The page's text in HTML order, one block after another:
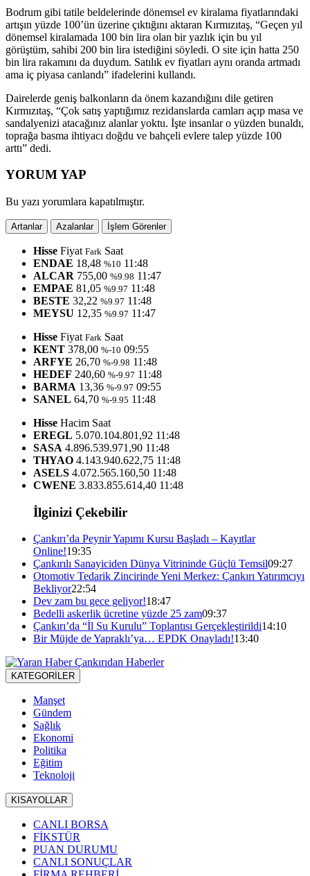
Bodrum gibi tatile beldelerinde dönemsel ev kiralama fiyatlarındaki
artışın yüzde 100’ün üzerine çıktığını aktaran Kırmızıtaş, “Geçen yıl
dönemsel kiralamada 100 bin lira olan bir yazlık için bu yıl
görüştüm, sahibi 200 bin lira istediğini söyledi. O site için hatta 250
bin lira rakamını da duydum. Satılık ev fiyatları aynı oranda artmadı
ama iç piyasa canlandı” ifadelerini kullandı.
Dairelerde geniş balkonların da önem kazandığını dile getiren
Kırmızıtaş, “Çok satış yaptığımız rezidanslarda camları açıp masa ve
sandalyenizi atacağınız alanlar yoktu. İşte insanlar o yüzden bunaldı,
toprağa basma ihtiyacı doğdu ve bahçeli evlere talep yüzde 100
arttı” dedi.
YORUM YAP
Bu yazı yorumlara kapatılmıştır.
Artanlar Azalanlar İşlem Görenler
Hisse Fiyat Fark Saat
ENDAE 18,48 %10 11:48
ALCAR 755,00 %9.98 11:47
EMPAE 81,05 %9.97 11:48
BESTE 32,22 %9.97 11:48
MEYSU 12,35 %9.97 11:47
Hisse Fiyat Fark Saat
KENT 378,00 %-10 09:55
ARFYE 26,70 %-9.98 11:48
HEDEF 240,60 %-9.97 11:48
BARMA 13,36 %-9.97 09:55
SANEL 64,70 %-9.95 11:48
Hisse Hacim Saat
EREGL 5.070.104.801,92 11:48
SASA 4.896.539.971,90 11:48
THYAO 4.143.940.622,75 11:48
ASELS 4.072.565.160,50 11:48
CWENE 3.833.855.614,40 11:48
İlginizi Çekebilir
Çankırı’da Peynir Yapımı Kursu Başladı – Kayıtlar
Online!19:35
Çankırılı Sanayiciden Dünya Vitrininde Güçlü Temsil09:27
Otomotiv Tedarik Zincirinde Yeni Merkez: Çankırı Yatırımcıyı
Bekliyor22:54
Dev zam bu gece geliyor!18:47
Bedelli askerlik ücretine yüzde 25 zam09:37
Çankırı’da “İl Su Kurulu” Toplantısı Gerçekleştirildi14:10
Bir Müjde de Yapraklı’ya… EPDK Onayladı!13:40
KATEGORİLER
Manşet
Gündem
Sağlık
Ekonomi
Politika
Eğitim
Teknoloji
KISAYOLLAR
CANLI BORSA
FİKSTÜR
PUAN DURUMU
CANLI SONUÇLAR